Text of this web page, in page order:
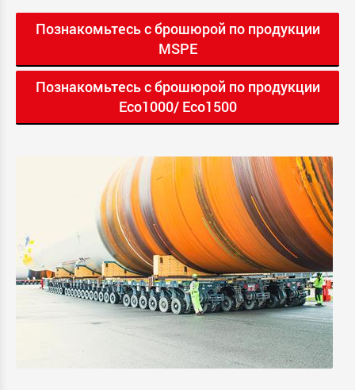
Познакомьтесь с брошюрой по продукции
MSPE
Познакомьтесь с брошюрой по продукции
Eco1000/ Eco1500